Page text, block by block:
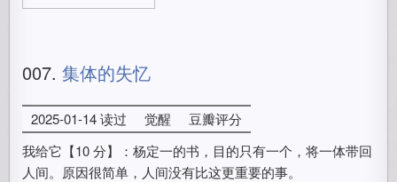
007.集体的失忆
2025-01-14 读过 觉醒
豆瓣评分
我给它【10 分】：杨定一的书，目的只有一个，将一体带回
人间。原因很简单，人间没有比这更重要的事。